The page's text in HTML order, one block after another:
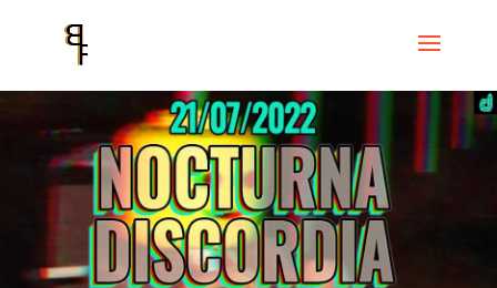
Nocturna Discordia # 301